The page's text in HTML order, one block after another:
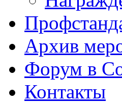
Архив
Форум в
Контакты